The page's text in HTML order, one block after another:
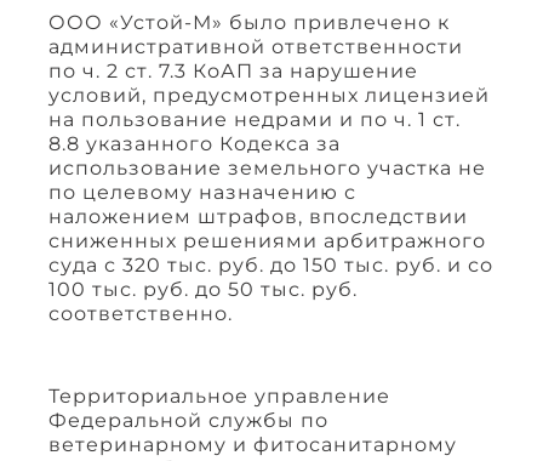
ООО «Устой-М» было привлечено к
административной ответственности
по ч. 2 ст. 7.3 КоАП за нарушение
условий, предусмотренных лицензией
на пользование недрами и по ч. 1 ст.
8.8 указанного Кодекса за
использование земельного участка не
по целевому назначению с
наложением штрафов, впоследствии
сниженных решениями арбитражного
суда с 320 тыс. руб. до 150 тыс. руб. и со
100 тыс. руб. до 50 тыс. руб.
соответственно.
Территориальное управление
Федеральной службы по
ветеринарному и фитосанитарному